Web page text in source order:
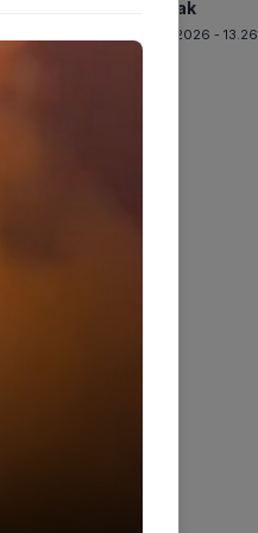
Terkuak
07-08-2026 - 13.26